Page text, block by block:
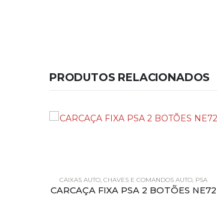
PRODUTOS RELACIONADOS
CAIXAS AUTO, CHAVES E COMANDOS AUTO, PSA
CARCAÇA FIXA PSA 2 BOTÕES NE72